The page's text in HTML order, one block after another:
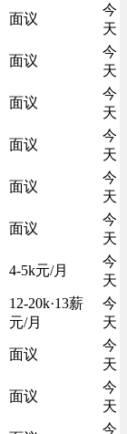
面议
今
天
面议
今
天
面议
今
天
面议
今
天
面议
今
天
面议
今
天
4-5k元/月
今
天
12-20k·13薪
元/月
今
天
面议
今
天
面议
今
天
今